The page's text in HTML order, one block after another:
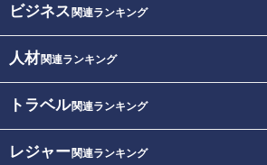
ビジネス 関連ランキング
人材関連ランキング
トラベル関連ランキング
レジャー関連ランキング